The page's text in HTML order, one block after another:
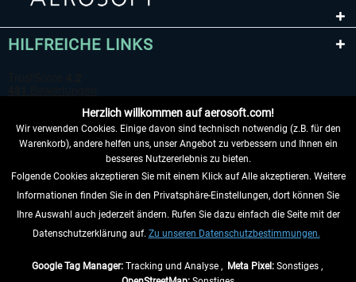
HILFREICHE LINKS
VERTRAG WIDERRUFEN
INFORMATIONEN
Herzlich willkommen auf aerosoft.com!
Wir verwenden Cookies. Einige davon sind technisch notwendig (z.B. für den
Warenkorb), andere helfen uns, unser Angebot zu verbessern und Ihnen ein
besseres Nutzererlebnis zu bieten.
Folgende Cookies akzeptieren Sie mit einem Klick auf Alle akzeptieren. Weitere
Informationen finden Sie in den Privatsphäre-Einstellungen, dort können Sie
Ihre Auswahl auch jederzeit ändern. Rufen Sie dazu einfach die Seite mit der
Datenschutzerklärung auf. Zu unseren Datenschutzbestimmungen.
Google Tag Manager:Tracking und Analyse , Meta Pixel:Sonstiges ,